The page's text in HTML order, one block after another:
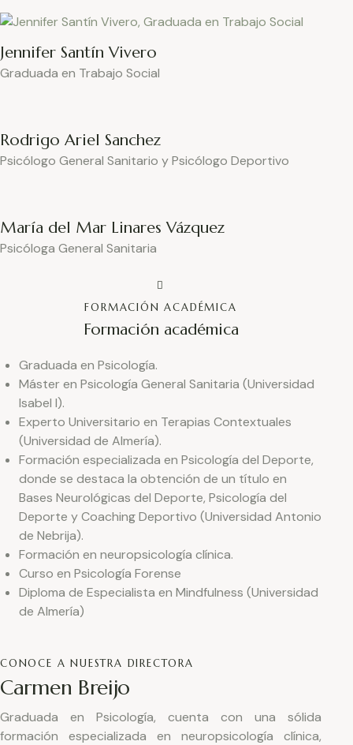
Jennifer Santín Vivero
Graduada en Trabajo Social
Rodrigo Ariel Sanchez
Psicólogo General Sanitario y Psicólogo Deportivo
María del Mar Linares Vázquez
Psicóloga General Sanitaria
FORMACIÓN ACADÉMICA
Formación académica
Graduada en Psicología.
Máster en Psicología General Sanitaria (Universidad
Isabel I).
Experto Universitario en Terapias Contextuales
(Universidad de Almería).
Formación especializada en Psicología del Deporte,
donde se destaca la obtención de un título en
Bases Neurológicas del Deporte, Psicología del
Deporte y Coaching Deportivo (Universidad Antonio
de Nebrija).
Formación en neuropsicología clínica.
Curso en Psicología Forense
Diploma de Especialista en Mindfulness (Universidad
de Almería)
CONOCE A NUESTRA DIRECTORA
Carmen Breijo
Graduada en Psicología, cuenta con una sólida
formación especializada en neuropsicología clínica,